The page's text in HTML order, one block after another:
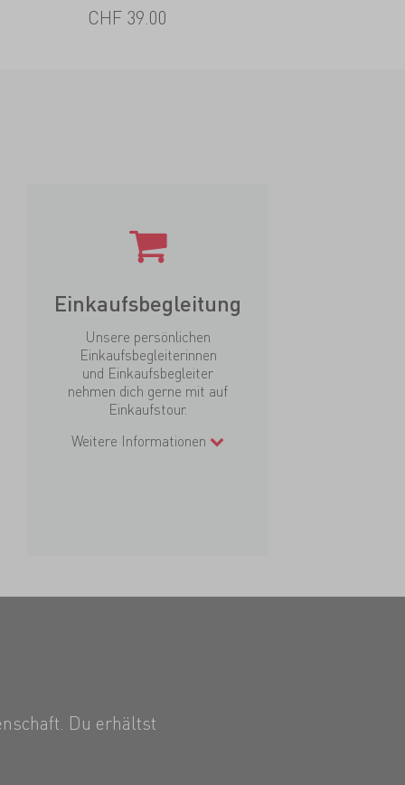
CHF 39.00
Einkaufsbegleitung
Unsere persönlichen
Einkaufsbegleiterinnen
und Einkaufsbegleiter
nehmen dich gerne mit auf
Einkaufstour.
Weitere Informationen
Du erhältst